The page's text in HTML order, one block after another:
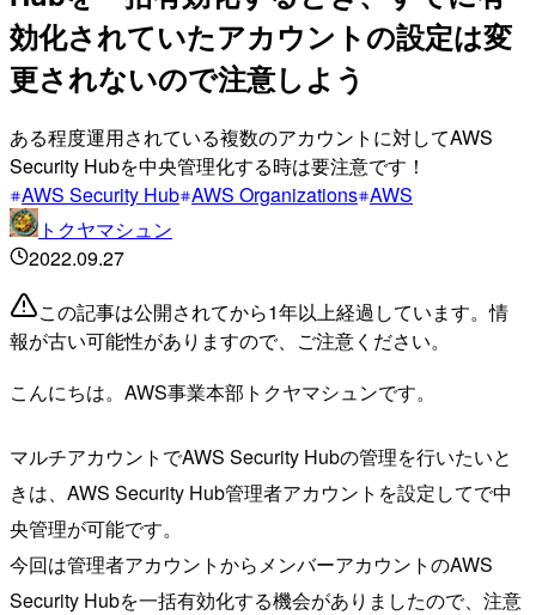
効化されていたアカウントの設定は変
更されないので注意しよう
ある程度運用されている複数のアカウントに対してAWS
Security Hubを中央管理化する時は要注意です！
AWS Security Hub AWS Organizations AWS
トクヤマシュン
2022.09.27
この記事は公開されてから1年以上経過しています。情
報が古い可能性がありますので、ご注意ください。
こんにちは。AWS事業本部トクヤマシュンです。
マルチアカウントでAWS Security Hubの管理を行いたいと
きは、AWS Security Hub管理者アカウントを設定してで中
央管理が可能です。
今回は管理者アカウントからメンバーアカウントのAWS
Security Hubを一括有効化する機会がありましたので、注意